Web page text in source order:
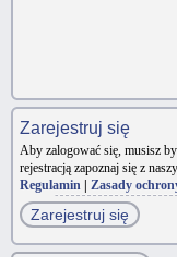
Zarejestruj się
Aby zalogować się, musisz
rejestracją zapoznaj się z
Regulamin
Zasady
Zarejestruj się